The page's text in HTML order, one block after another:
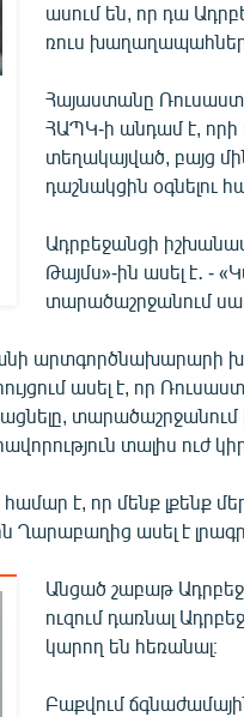
ասում են, որ դա
ռուս
Հայաստանը
ՀԱՊԿ-ի անդամ է,
տեղակայված, բայց
դաշնակցին օգնելու
Ադրբեջանցի
Թայմս»-ին ասել է․ -
տարածաշրջանում
արտգործնախարարի
ասել է, որ
տալիս ուժ
է, որ մենք լքենք
Ղարաբաղից ասել է
Անցած շաբաթ
ուզում դառնալ
կարող են հեռանալ։
Բաքվում